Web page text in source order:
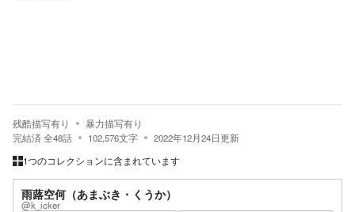
残酷描写有り
暴力描写有り
完結済全48話 102,576文字 2022年12月24日更新
1つのコレクションに含まれています
雨蕗空何（あまぶき・くうか）
@k_icker